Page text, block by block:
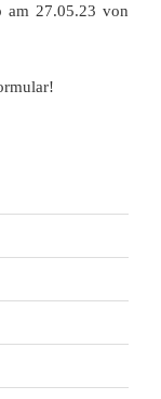
am 27.05.23 von